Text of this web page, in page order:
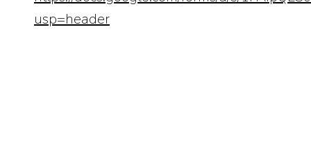
usp=header